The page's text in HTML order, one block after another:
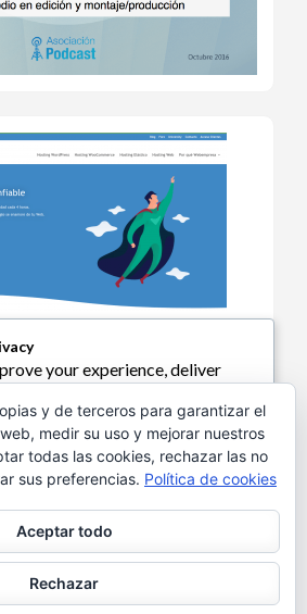
your experience, deliver
to allow by clicking
Accept All to consent orReject
cookies.
Customize
Reject All
Accept All
y de terceros para garantizar el
medir su uso y mejorar nuestros
todas las cookies, rechazar las no
sus preferencias. Política de cookies
Aceptar todo
Rechazar